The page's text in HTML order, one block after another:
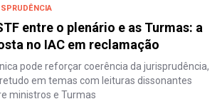
entre o plenário e as Turmas: a
no IAC em reclamação
pode reforçar coerência da jurisprudência,
em temas com leituras dissonantes
ministros e Turmas